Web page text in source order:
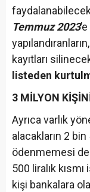
Temmuz 2023
kayıtları
listeden
3 MİLYON
Ayrıca varlık
alacakların 2 bin
ödenmemesi de
500 liralık
kişi bankalara